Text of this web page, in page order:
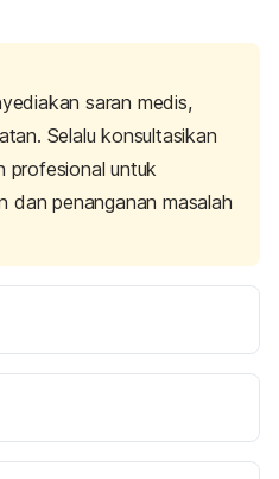
saran medis,
Selalu konsultasikan
profesional untuk
dan penanganan masalah
Mayoclinic.org. (2021).
from
tests-procedures/c-